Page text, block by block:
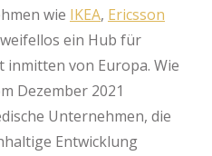
wie IKEA, Ericsson
ein Hub für
von Europa. Wie
Dezember 2021
Unternehmen, die
Entwicklung